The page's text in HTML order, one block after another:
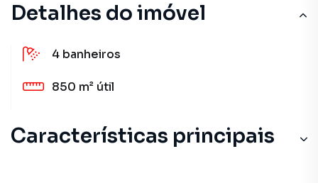
Detalhes do imóvel
4 banheiros
850 m² útil
Características principais